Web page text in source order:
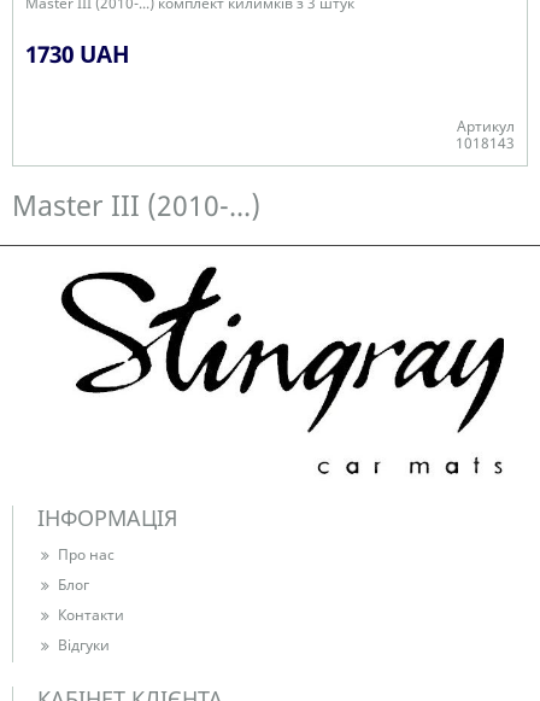
1730 UAH
Артикул
1018143
Master III (2010-...)
ІНФОРМАЦІЯ
Про нас
Блог
Контакти
Відгуки